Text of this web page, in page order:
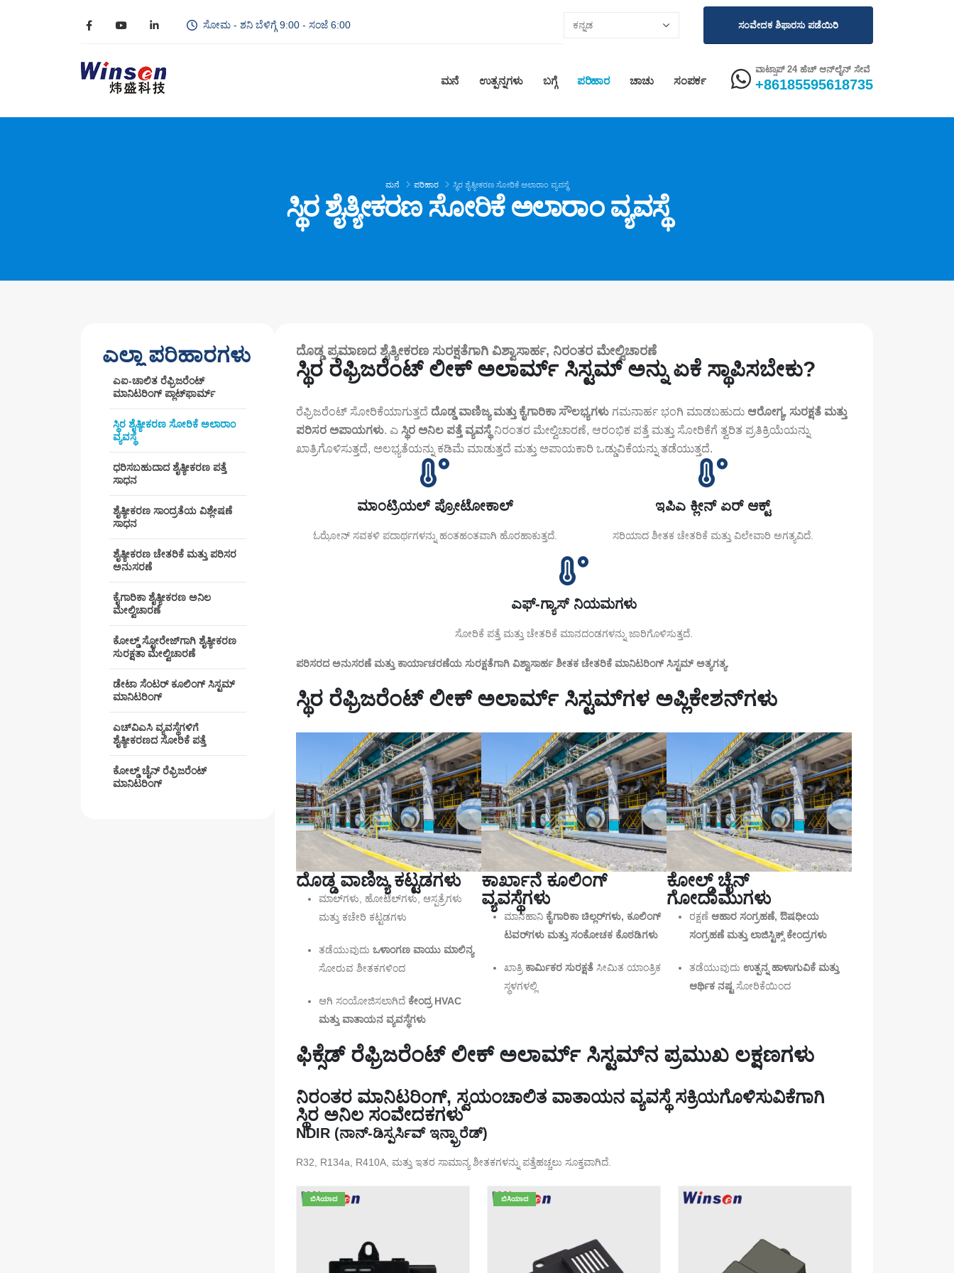
ಸೋಮ - ಶನಿ ಬೆಳಿಗ್ಗೆ 9:00 - ಸಂಜೆ 6:00 ಸಂವೇದಕ ಶಿಫಾರಸು ಪಡೆಯಿರಿ
ಮನೆ ಉತ್ಪನ್ನಗಳು ಬಗ್ಗೆ ಪರಿಹಾರ ಚಾಚು ಸಂಪರ್ಕ
ವಾಟ್ಸಾಪ್ 24 ಹೆಚ್ ಆನ್‌ಲೈನ್ ಸೇವೆ
+86185595618735
ಮನೆ ಪರಿಹಾರ ಸ್ಥಿರ ಶೈತ್ಯೀಕರಣ ಸೋರಿಕೆ ಅಲಾರಾಂ ವ್ಯವಸ್ಥೆ
ಸ್ಥಿರ ಶೈತ್ಯೀಕರಣ ಸೋರಿಕೆ ಅಲಾರಾಂ ವ್ಯವಸ್ಥೆ
ಎಲ್ಲಾ ಪರಿಹಾರಗಳು
ಎಐ-ಚಾಲಿತ ರೆಫ್ರಿಜರೆಂಟ್
ಮಾನಿಟರಿಂಗ್ ಪ್ಲಾಟ್‌ಫಾರ್ಮ್
ಸ್ಥಿರ ಶೈತ್ಯೀಕರಣ ಸೋರಿಕೆ ಅಲಾರಾಂ
ವ್ಯವಸ್ಥೆ
ಧರಿಸಬಹುದಾದ ಶೈತ್ಯೀಕರಣ ಪತ್ತೆ
ಸಾಧನ
ಶೈತ್ಯೀಕರಣ ಸಾಂದ್ರತೆಯ ವಿಶ್ಲೇಷಣೆ
ಸಾಧನ
ಶೈತ್ಯೀಕರಣ ಚೇತರಿಕೆ ಮತ್ತು ಪರಿಸರ
ಅನುಸರಣೆ
ಕೈಗಾರಿಕಾ ಶೈತ್ಯೀಕರಣ ಅನಿಲ
ಮೇಲ್ವಿಚಾರಣೆ
ಕೋಲ್ಡ್ ಸ್ಟೋರೇಜ್‌ಗಾಗಿ ಶೈತ್ಯೀಕರಣ
ಸುರಕ್ಷತಾ ಮೇಲ್ವಿಚಾರಣೆ
ಡೇಟಾ ಸೆಂಟರ್ ಕೂಲಿಂಗ್ ಸಿಸ್ಟಮ್
ಮಾನಿಟರಿಂಗ್
ಎಚ್‌ವಿಎಸಿ ವ್ಯವಸ್ಥೆಗಳಿಗೆ
ಶೈತ್ಯೀಕರಣದ ಸೋರಿಕೆ ಪತ್ತೆ
ಕೋಲ್ಡ್ ಚೈನ್ ರೆಫ್ರಿಜರೆಂಟ್
ಮಾನಿಟರಿಂಗ್
ದೊಡ್ಡ ಪ್ರಮಾಣದ ಶೈತ್ಯೀಕರಣ ಸುರಕ್ಷತೆಗಾಗಿ ವಿಶ್ವಾಸಾರ್ಹ, ನಿರಂತರ ಮೇಲ್ವಿಚಾರಣೆ
ಸ್ಥಿರ ರೆಫ್ರಿಜರೆಂಟ್ ಲೀಕ್ ಅಲಾರ್ಮ್ ಸಿಸ್ಟಮ್ ಅನ್ನು ಏಕೆ ಸ್ಥಾಪಿಸಬೇಕು?
ರೆಫ್ರಿಜರೆಂಟ್ ಸೋರಿಕೆಯಾಗುತ್ತದೆ ದೊಡ್ಡ ವಾಣಿಜ್ಯ ಮತ್ತು ಕೈಗಾರಿಕಾ ಸೌಲಭ್ಯಗಳು ಗಮನಾರ್ಹ ಭಂಗಿ ಮಾಡಬಹುದು ಆರೋಗ್ಯ, ಸುರಕ್ಷತೆ ಮತ್ತು
ಪರಿಸರ ಅಪಾಯಗಳು. ಎಸ್ಥಿರ ಅನಿಲ ಪತ್ತೆ ವ್ಯವಸ್ಥೆ ನಿರಂತರ ಮೇಲ್ವಿಚಾರಣೆ, ಆರಂಭಿಕ ಪತ್ತೆ ಮತ್ತು ಸೋರಿಕೆಗೆ ತ್ವರಿತ ಪ್ರತಿಕ್ರಿಯೆಯನ್ನು
ಖಾತ್ರಿಗೊಳಿಸುತ್ತದೆ, ಅಲಭ್ಯತೆಯನ್ನು ಕಡಿಮೆ ಮಾಡುತ್ತದೆ ಮತ್ತು ಅಪಾಯಕಾರಿ ಒಡ್ಡುವಿಕೆಯನ್ನು ತಡೆಯುತ್ತದೆ.
ಮಾಂಟ್ರಿಯಲ್ ಪ್ರೋಟೋಕಾಲ್
ಓಝೋನ್ ಸವಕಳಿ ಪದಾರ್ಥಗಳನ್ನು ಹಂತಹಂತವಾಗಿ ಹೊರಹಾಕುತ್ತದೆ.
ಇಪಿಎ ಕ್ಲೀನ್ ಏರ್ ಆಕ್ಟ್
ಸರಿಯಾದ ಶೀತಕ ಚೇತರಿಕೆ ಮತ್ತು ವಿಲೇವಾರಿ ಅಗತ್ಯವಿದೆ.
ಎಫ್-ಗ್ಯಾಸ್ ನಿಯಮಗಳು
ಸೋರಿಕೆ ಪತ್ತೆ ಮತ್ತು ಚೇತರಿಕೆ ಮಾನದಂಡಗಳನ್ನು ಜಾರಿಗೊಳಿಸುತ್ತದೆ.
ಪರಿಸರದ ಅನುಸರಣೆ ಮತ್ತು ಕಾರ್ಯಾಚರಣೆಯ ಸುರಕ್ಷತೆಗಾಗಿ ವಿಶ್ವಾಸಾರ್ಹ ಶೀತಕ ಚೇತರಿಕೆ ಮಾನಿಟರಿಂಗ್ ಸಿಸ್ಟಮ್ ಅತ್ಯಗತ್ಯ.
ಸ್ಥಿರ ರೆಫ್ರಿಜರೆಂಟ್ ಲೀಕ್ ಅಲಾರ್ಮ್ ಸಿಸ್ಟಮ್‌ಗಳ ಅಪ್ಲಿಕೇಶನ್‌ಗಳು
ದೊಡ್ಡ ವಾಣಿಜ್ಯ ಕಟ್ಟಡಗಳು
ಮಾಲ್‌ಗಳು, ಹೋಟೆಲ್‌ಗಳು, ಆಸ್ಪತ್ರೆಗಳು
ಮತ್ತು ಕಚೇರಿ ಕಟ್ಟಡಗಳು
ತಡೆಯುವುದುಒಳಾಂಗಣ ವಾಯು ಮಾಲಿನ್ಯ
ಸೋರುವ ಶೀತಕಗಳಿಂದ
ಆಗಿ ಸಂಯೋಜಿಸಲಾಗಿದೆ ಕೇಂದ್ರ HVAC
ಮತ್ತು ವಾತಾಯನ ವ್ಯವಸ್ಥೆಗಳು
ಕಾರ್ಖಾನೆ ಕೂಲಿಂಗ್
ವ್ಯವಸ್ಥೆಗಳು
ಮಾನಹಾನಿ ಕೈಗಾರಿಕಾ ಚಿಲ್ಲರ್‌ಗಳು, ಕೂಲಿಂಗ್
ಟವರ್‌ಗಳು ಮತ್ತು ಸಂಕೋಚಕ ಕೊಠಡಿಗಳು
ಖಾತ್ರಿ ಕಾರ್ಮಿಕರ ಸುರಕ್ಷತೆ ಸೀಮಿತ ಯಾಂತ್ರಿಕ
ಸ್ಥಳಗಳಲ್ಲಿ
ಕೋಲ್ಡ್ ಚೈನ್
ಗೋದಾಮುಗಳು
ರಕ್ಷಣೆಆಹಾರ ಸಂಗ್ರಹಣೆ, ಔಷಧೀಯ
ಸಂಗ್ರಹಣೆ ಮತ್ತು ಲಾಜಿಸ್ಟಿಕ್ಸ್ ಕೇಂದ್ರಗಳು
ತಡೆಯುವುದುಉತ್ಪನ್ನ ಹಾಳಾಗುವಿಕೆ ಮತ್ತು
ಆರ್ಥಿಕ ನಷ್ಟ ಸೋರಿಕೆಯಿಂದ
ಫಿಕ್ಸೆಡ್ ರೆಫ್ರಿಜರೆಂಟ್ ಲೀಕ್ ಅಲಾರ್ಮ್ ಸಿಸ್ಟಮ್‌ನ ಪ್ರಮುಖ ಲಕ್ಷಣಗಳು
ನಿರಂತರ ಮಾನಿಟರಿಂಗ್, ಸ್ವಯಂಚಾಲಿತ ವಾತಾಯನ ವ್ಯವಸ್ಥೆ ಸಕ್ರಿಯಗೊಳಿಸುವಿಕೆಗಾಗಿ
ಸ್ಥಿರ ಅನಿಲ ಸಂವೇದಕಗಳು
NDIR (ನಾನ್-ಡಿಸ್ಪರ್ಸಿವ್ ಇನ್ಫ್ರಾರೆಡ್)
R32, R134a, R410A, ಮತ್ತು ಇತರ ಸಾಮಾನ್ಯ ಶೀತಕಗಳನ್ನು ಪತ್ತೆಹಚ್ಚಲು ಸೂಕ್ತವಾಗಿದೆ.
ಬಿಸಿಯಾದ ಬಿಸಿಯಾದ